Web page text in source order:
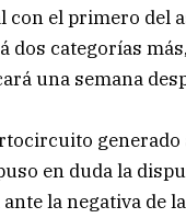
con el primero del
dos categorías
una semana
generado
en duda la
la negativa de